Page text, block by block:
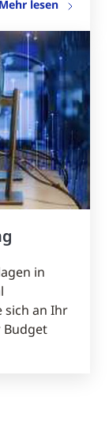
Mehr lesen
in
sich an Ihr
Budget